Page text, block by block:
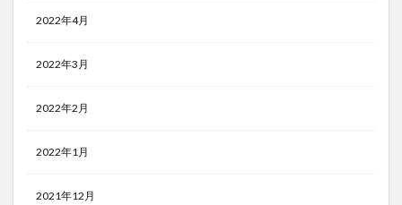
2022年4月
2022年3月
2022年2月
2022年1月
2021年12月